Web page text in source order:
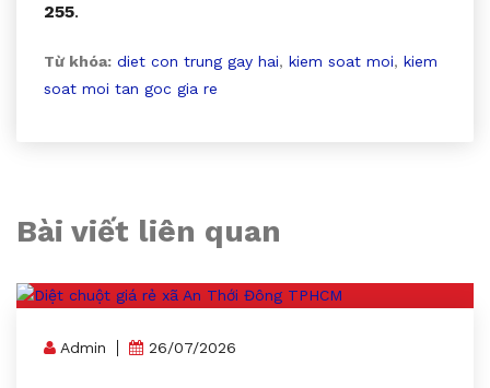
255.
Từ khóa: diet con trung gay hai, kiem soat moi, kiem
soat moi tan goc gia re
Bài viết liên quan
Admin 26/07/2026